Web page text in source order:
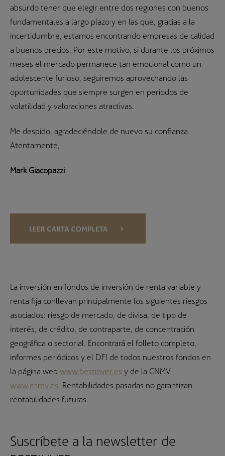
absurdo tener que elegir entre dos regiones con buenos
fundamentales a largo plazo y en las que, gracias a la
incertidumbre, estamos encontrando empresas de calidad
a buenos precios. Por este motivo, si durante los próximos
meses el mercado permanece tan emocional como un
adolescente furioso, seguiremos aprovechando las
oportunidades que siempre surgen en periodos de
volatilidad y valoraciones atractivas.
Me despido, agradeciéndole de nuevo su confianza.
Atentamente,
Mark Giacopazzi
La inversión en fondos de inversión de renta variable y
renta fija conllevan principalmente los siguientes riesgos
asociados: riesgo de mercado, de divisa, de tipo de
interés, de crédito, de contraparte, de concentración
geográfica o sectorial. Encontrará el folleto completo,
informes periódicos y el DFI de todos nuestros fondos en
la página web www.bestinver.es y de la CNMV
www.cnmv.es. Rentabilidades pasadas no garantizan
rentabilidades futuras.
Suscríbete a la newsletter de